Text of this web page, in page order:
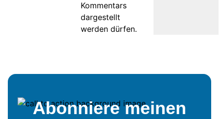
Kommentars
dargestellt
werden dürfen.
Abonniere meinen